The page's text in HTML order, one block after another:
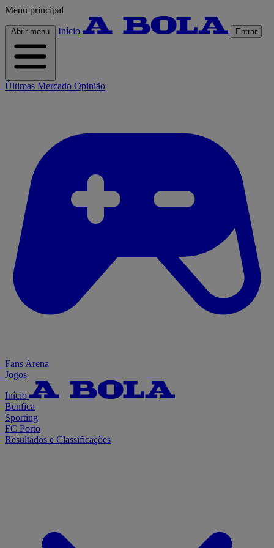
Menu principal
Abrir menu Início Entrar
Últimas Mercado Opinião
Fans Arena
Jogos
Início
Benfica
Sporting
FC Porto
Resultados e Classificações